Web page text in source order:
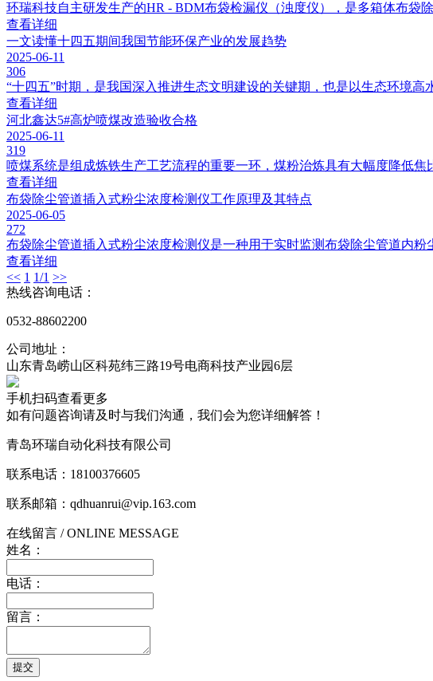
环瑞科技自主研发生产的HR - BDM布袋检漏仪（浊度仪），是多箱体布袋除
查看详细
一文读懂十四五期间我国节能环保产业的发展趋势
2025-06-11
306
“十四五”时期，是我国深入推进生态文明建设的关键期，也是以生态环境高
查看详细
河北鑫达5#高炉喷煤改造验收合格
2025-06-11
319
喷煤系统是组成炼铁生产工艺流程的重要一环，煤粉治炼具有大幅度降低焦
查看详细
布袋除尘管道插入式粉尘浓度检测仪工作原理及其特点
2025-06-05
272
布袋除尘管道插入式粉尘浓度检测仪是一种用于实时监测布袋除尘管道内粉
查看详细
<< 1 1/1 >>
热线咨询电话：
0532-88602200
公司地址：
山东青岛崂山区科苑纬三路19号电商科技产业园6层
手机扫码查看更多
如有问题咨询请及时与我们沟通，我们会为您详细解答！
青岛环瑞自动化科技有限公司
联系电话：18100376605
联系邮箱：qdhuanrui@vip.163.com
在线留言 / ONLINE MESSAGE
姓名：
电话：
留言：
提交